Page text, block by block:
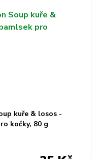
kuře & losos -
kočky, 80 g